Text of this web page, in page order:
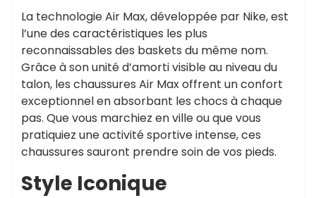
La technologie Air Max, développée par Nike, est
l’une des caractéristiques les plus
reconnaissables des baskets du même nom.
Grâce à son unité d’amorti visible au niveau du
talon, les chaussures Air Max offrent un confort
exceptionnel en absorbant les chocs à chaque
pas. Que vous marchiez en ville ou que vous
pratiquiez une activité sportive intense, ces
chaussures sauront prendre soin de vos pieds.
Style Iconique